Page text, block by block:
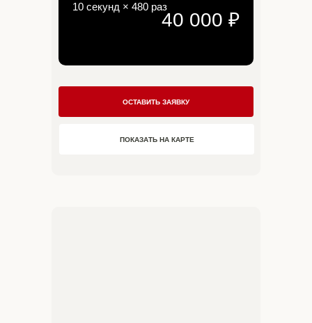
ПОКАЗАТЬ НА КАРТЕ
ОСТАВИТЬ ЗАЯВКУ
10 секунд × 480 раз
40 000 ₽
Базовый
≈40 мин эфира в сутки 20 000 ₽
Расширенный 40 000 ₽
5 секунд × 960 раз10 секунд × 480 раз